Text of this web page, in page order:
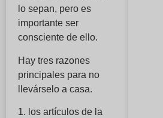
lo sepan, pero es
importante ser
consciente de ello.
Hay tres razones
principales para no
llevárselo a casa.
1. los artículos de la